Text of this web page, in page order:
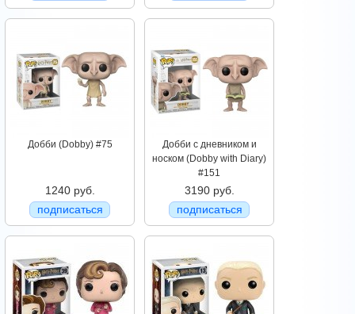
Добби (Dobby) #75
1240 руб.
подписаться
Добби с дневником и
носком (Dobby with Diary)
#151
3190 руб.
подписаться